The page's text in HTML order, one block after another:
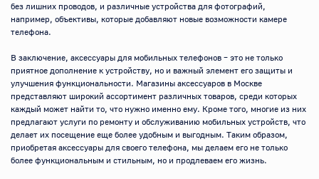
без лишних проводов, и различные устройства для фотографий,
например, объективы, которые добавляют новые возможности камере
телефона.
В заключение, аксессуары для мобильных телефонов – это не только
приятное дополнение к устройству, но и важный элемент его защиты и
улучшения функциональности. Магазины аксессуаров в Москве
представляют широкий ассортимент различных товаров, среди которых
каждый может найти то, что нужно именно ему. Кроме того, многие из них
предлагают услуги по ремонту и обслуживанию мобильных устройств, что
делает их посещение еще более удобным и выгодным. Таким образом,
приобретая аксессуары для своего телефона, мы делаем его не только
более функциональным и стильным, но и продлеваем его жизнь.